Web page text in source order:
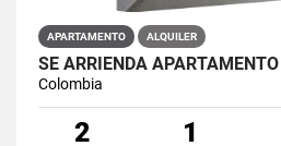
APARTAMENTO ALQUILER
Colombia
2 1